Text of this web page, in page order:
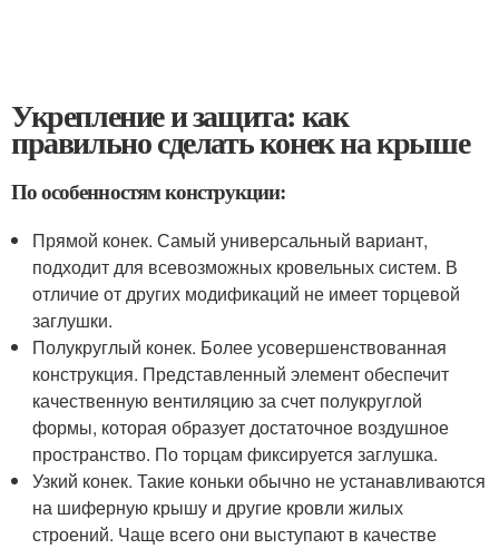
Укрепление и защита: как
правильно сделать конек на крыше
По особенностям конструкции:
Прямой конек. Самый универсальный вариант,
подходит для всевозможных кровельных систем. В
отличие от других модификаций не имеет торцевой
заглушки.
Полукруглый конек. Более усовершенствованная
конструкция. Представленный элемент обеспечит
качественную вентиляцию за счет полукруглой
формы, которая образует достаточное воздушное
пространство. По торцам фиксируется заглушка.
Узкий конек. Такие коньки обычно не устанавливаются
на шиферную крышу и другие кровли жилых
строений. Чаще всего они выступают в качестве